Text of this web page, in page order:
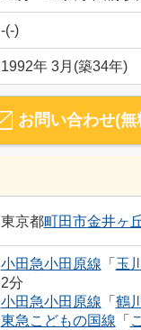
-(-)
1992年 3月(築34年)
お問い合わせ(無
東京都町田市金井ヶ
小田急小田原線 「 玉
2分
小田急小田原線 「 鶴川
東急こどもの国線 「